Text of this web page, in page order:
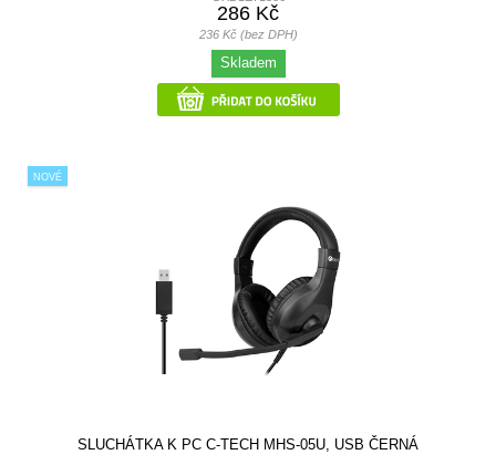
286 Kč
236 Kč (bez DPH)
Skladem
NOVÉ
SLUCHÁTKA K PC C-TECH MHS-05U, USB ČERNÁ